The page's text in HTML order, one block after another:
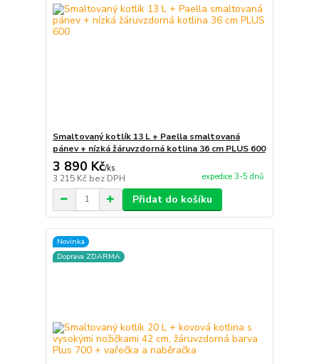
Smaltovaný kotlík 13 L + Paella smaltovaná
pánev + nízká žáruvzdorná kotlina 36 cm PLUS 600
3 890 Kč/ks
3 215 Kč bez DPH expedice 3-5 dnů
Přidat do košíku
Novinka
Doprava ZDARMA